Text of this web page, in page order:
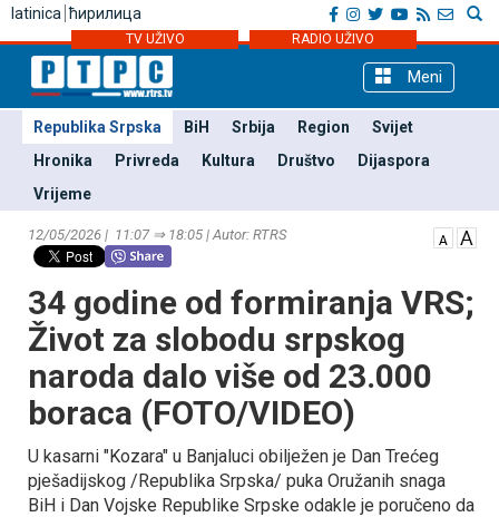
latinica ћирилица
TV UŽIVO RADIO UŽIVO
Meni
Republika Srpska BiH Srbija Region
Svijet
Hronika
Privreda Kultura Društvo
Dijaspora
Vrijeme
12/05/2026 | 11:07 ⇒ 18:05 | Autor: RTRS
34 godine od formiranja VRS;
Život za slobodu srpskog
naroda dalo više od 23.000
boraca (FOTO/VIDEO)
U kasarni "Kozara" u Banjaluci obilježen je Dan Trećeg
pješadijskog /Republika Srpska/ puka Oružanih snaga
BiH i Dan Vojske Republike Srpske odakle je poručeno da